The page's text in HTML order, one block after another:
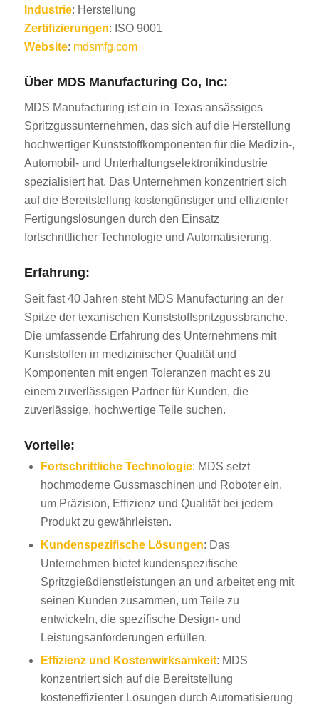
Industrie: Herstellung
Zertifizierungen: ISO 9001
Website: mdsmfg.com
Über MDS Manufacturing Co, Inc:
MDS Manufacturing ist ein in Texas ansässiges
Spritzgussunternehmen, das sich auf die Herstellung
hochwertiger Kunststoffkomponenten für die Medizin-,
Automobil- und Unterhaltungselektronikindustrie
spezialisiert hat. Das Unternehmen konzentriert sich
auf die Bereitstellung kostengünstiger und effizienter
Fertigungslösungen durch den Einsatz
fortschrittlicher Technologie und Automatisierung.
Erfahrung:
Seit fast 40 Jahren steht MDS Manufacturing an der
Spitze der texanischen Kunststoffspritzgussbranche.
Die umfassende Erfahrung des Unternehmens mit
Kunststoffen in medizinischer Qualität und
Komponenten mit engen Toleranzen macht es zu
einem zuverlässigen Partner für Kunden, die
zuverlässige, hochwertige Teile suchen.
Vorteile:
Fortschrittliche Technologie: MDS setzt
hochmoderne Gussmaschinen und Roboter ein,
um Präzision, Effizienz und Qualität bei jedem
Produkt zu gewährleisten.
Kundenspezifische Lösungen: Das
Unternehmen bietet kundenspezifische
Spritzgießdienstleistungen an und arbeitet eng mit
seinen Kunden zusammen, um Teile zu
entwickeln, die spezifische Design- und
Leistungsanforderungen erfüllen.
Effizienz und Kostenwirksamkeit: MDS
konzentriert sich auf die Bereitstellung
kosteneffizienter Lösungen durch Automatisierung